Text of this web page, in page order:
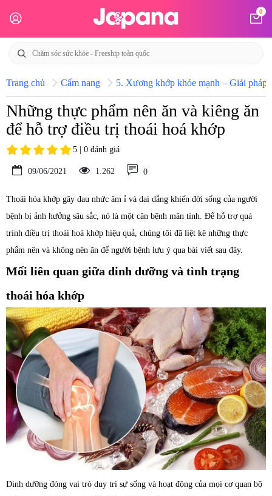
0
Trang chủ Cẩm nang 5. Xương khớp khỏe mạnh – Giải pháp
Những thực phẩm nên ăn và kiêng ăn
để hỗ trợ điều trị thoái hoá khớp
5 | 0 đánh giá
09/06/2021 1.262 0
Thoái hóa khớp gây đau nhức âm ỉ và dai dẳng khiến đời sống của người
bệnh bị ảnh hưởng sâu sắc, nó là một căn bệnh mãn tính. Để hỗ trợ quá
trình điều trị thoái hoá khớp hiệu quả, chúng tôi đã liệt kê những thực
phẩm nên và không nên ăn để người bệnh lưu ý qua bài viết sau đây.
Mối liên quan giữa dinh dưỡng và tình trạng
thoái hóa khớp
Dinh dưỡng đóng vai trò duy trì sự sống và hoạt động của mọi cơ quan bộ